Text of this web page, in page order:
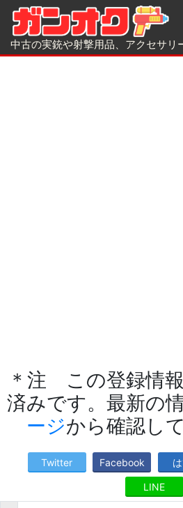
中古の実銃や射撃用品、アクセサリ
＊注 この登録情
済みです。最新の
ージから確認し
Twitter Facebook
LINE